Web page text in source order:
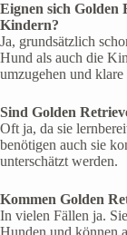
Eignen sich
Kindern?
Ja, grundsätzlich
Hund als auch die
umzugehen und
Sind Golden
Oft ja, da sie
benötigen auch sie
unterschätzt werden.
Kommen Golden
In vielen Fällen ja.